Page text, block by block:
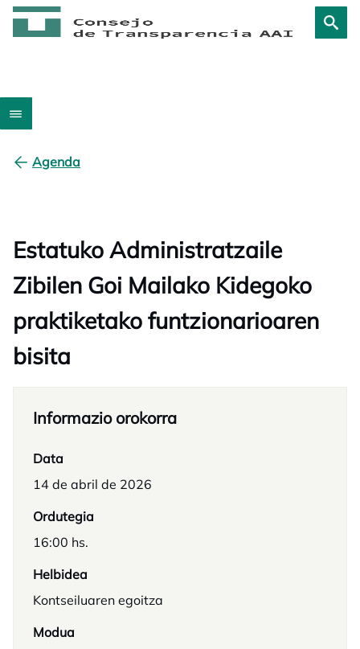
Agenda
Estatuko Administratzaile
Zibilen Goi Mailako Kidegoko
praktiketako funtzionarioaren
bisita
Informazio orokorra
Data
14 de abril de 2026
Ordutegia
16:00 hs.
Helbidea
Kontseiluaren egoitza
Modua